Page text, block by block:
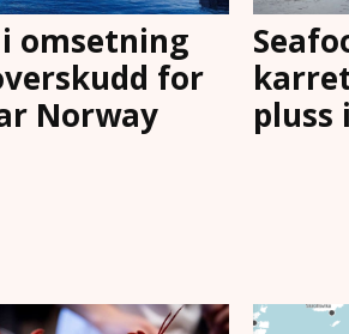
omsetning
for
Norway
pluss